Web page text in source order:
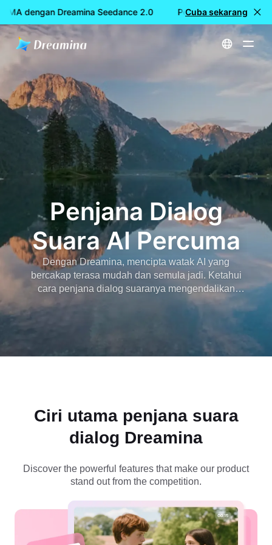
dengan Dreamina Seedance 2.0 Penciptaan video
Cuba sekarang
Utama Alatan Penjana Dialog Suara AI Percuma
Penjana Dialog
Suara AI Percuma
Dengan Dreamina, mencipta watak AI yang
bercakap terasa mudah dan semula jadi. Ketahui
cara penjana dialog suaranya mengendalikan
skrip, hala tuju emosi dan penyampaian yang
Ciri utama penjana suara
dialog Dreamina
Discover the powerful features that make our product
stand out from the competition.